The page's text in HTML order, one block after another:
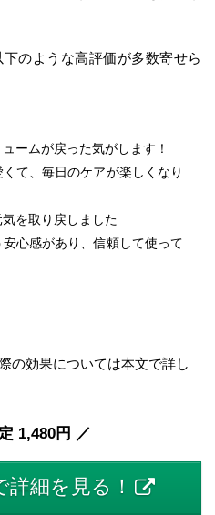
のような高評価が多数寄せら
ームが戻った気がします！
て、毎日のケアが楽しくなり
を取り戻しました
心感があり、信頼して使って
の効果については本文で詳し
1,480円 ／
細を見る！